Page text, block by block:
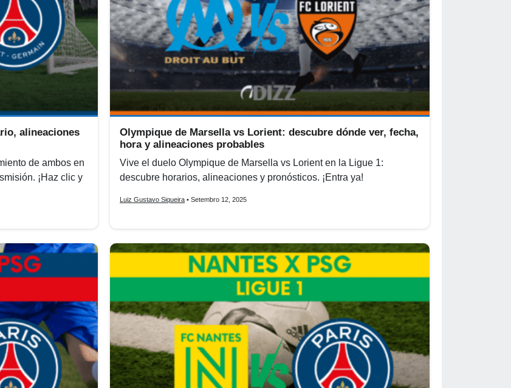
alineaciones
de ambos en
¡Haz clic y
Olympique de Marsella vs Lorient: descubre dónde ver, fecha,
hora y alineaciones probables
Vive el duelo Olympique de Marsella vs Lorient en la Ligue 1:
descubre horarios, alineaciones y pronósticos. ¡Entra ya!
Luiz Gustavo Siqueira • Setembro 12, 2025